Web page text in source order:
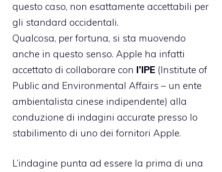
questo caso, non esattamente accettabili per
gli standard occidentali.
Qualcosa, per fortuna, si sta muovendo
anche in questo senso. Apple ha infatti
accettato di collaborare con l’IPE (Institute of
Public and Environmental Affairs – un ente
ambientalista cinese indipendente) alla
conduzione di indagini accurate presso lo
stabilimento di uno dei fornitori Apple.
L’indagine punta ad essere la prima di una